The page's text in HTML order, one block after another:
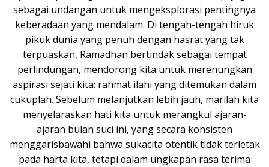
sebagai undangan untuk mengeksplorasi pentingnya
keberadaan yang mendalam. Di tengah-tengah hiruk
pikuk dunia yang penuh dengan hasrat yang tak
terpuaskan, Ramadhan bertindak sebagai tempat
perlindungan, mendorong kita untuk merenungkan
aspirasi sejati kita: rahmat ilahi yang ditemukan dalam
cukuplah. Sebelum melanjutkan lebih jauh, marilah kita
menyelaraskan hati kita untuk merangkul ajaran-
ajaran bulan suci ini, yang secara konsisten
menggarisbawahi bahwa sukacita otentik tidak terletak
pada harta kita, tetapi dalam ungkapan rasa terima